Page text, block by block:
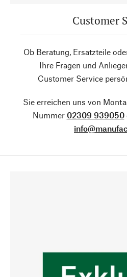
Customer
Ob Beratung, Ersatzteile
Ihre Fragen und
Customer Service
Sie erreichen uns von
Nummer 02309 939050